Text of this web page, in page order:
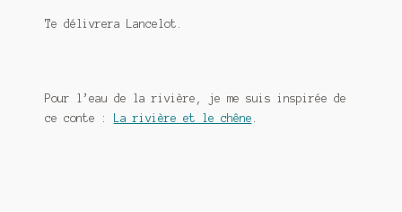
Te délivrera Lancelot.
Pour l’eau de la rivière, je me suis inspirée de
ce conte :
La rivière et le chêne